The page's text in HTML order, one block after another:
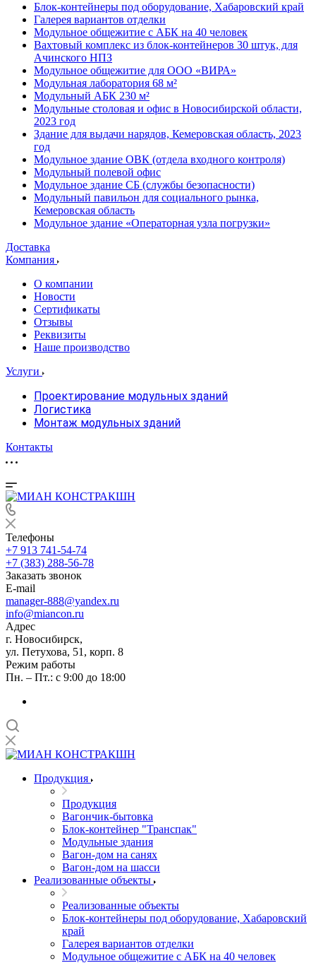
Блок-контейнеры под оборудование, Хабаровский край
Галерея вариантов отделки
Модульное общежитие с АБК на 40 человек
Вахтовый комплекс из блок-контейнеров 30 штук, для
Ачинского НПЗ
Модульное общежитие для ООО «ВИРА»
Модульная лаборатория 68 м²
Модульный АБК 230 м²
Модульные столовая и офис в Новосибирской области,
2023 год
Здание для выдачи нарядов, Кемеровская область, 2023
год
Модульное здание ОВК (отдела входного контроля)
Модульный полевой офис
Модульное здание СБ (службы безопасности)
Модульный павильон для социального рынка,
Кемеровская область
Модульное здание «Операторная узла погрузки»
Доставка
Компания
О компании
Новости
Сертификаты
Отзывы
Реквизиты
Наше производство
Услуги
Проектирование модульных зданий
Логистика
Монтаж модульных зданий
Контакты
Телефоны
+7 913 741-54-74
+7 (383) 288-56-78
Заказать звонок
E-mail
manager-888@yandex.ru
info@miancon.ru
Адрес
г. Новосибирск,
ул. Петухова, 51, корп. 8
Режим работы
Пн. – Пт.: с 9:00 до 18:00
Продукция
Продукция
Вагончик-бытовка
Блок-контейнер "Транспак"
Модульные здания
Вагон-дом на санях
Вагон-дом на шасси
Реализованные объекты
Реализованные объекты
Блок-контейнеры под оборудование, Хабаровский
край
Галерея вариантов отделки
Модульное общежитие с АБК на 40 человек